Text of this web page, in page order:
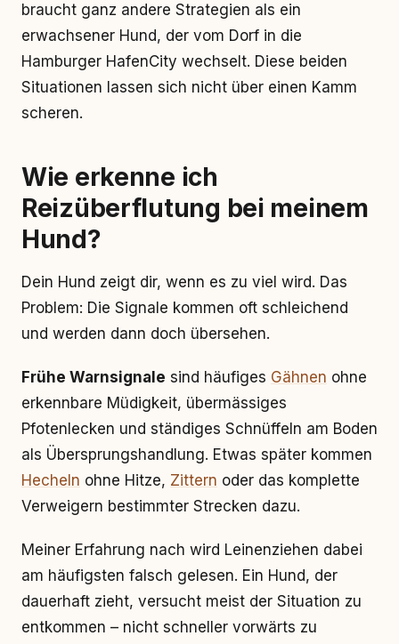
braucht ganz andere Strategien als ein
erwachsener Hund, der vom Dorf in die
Hamburger HafenCity wechselt. Diese beiden
Situationen lassen sich nicht über einen Kamm
scheren.
Wie erkenne ich
Reizüberflutung bei meinem
Hund?
Dein Hund zeigt dir, wenn es zu viel wird. Das
Problem: Die Signale kommen oft schleichend
und werden dann doch übersehen.
Frühe Warnsignale sind häufiges Gähnen ohne
erkennbare Müdigkeit, übermässiges
Pfotenlecken und ständiges Schnüffeln am Boden
als Übersprungshandlung. Etwas später kommen
Hecheln ohne Hitze, Zittern oder das komplette
Verweigern bestimmter Strecken dazu.
Meiner Erfahrung nach wird Leinenziehen dabei
am häufigsten falsch gelesen. Ein Hund, der
dauerhaft zieht, versucht meist der Situation zu
entkommen – nicht schneller vorwärts zu